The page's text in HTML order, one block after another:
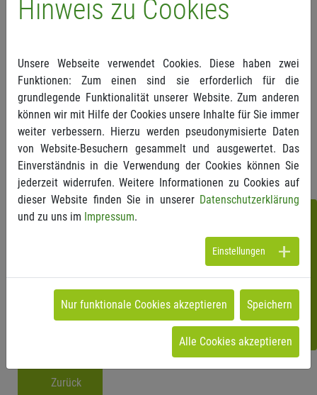
Landtagsfraktionen den kritischen Fragen der
2021 setzen wollen.
Das ausführliche Kongressprogramm und die
Anmeldung finden Sie unterwww.lk-gesundheit.de.
Sie
uns!
Zurück
Hinweis zu Cookies
Unsere Webseite verwendet Cookies. Diese haben zwei
Funktionen: Zum einen sind sie erforderlich für die
grundlegende Funktionalität unserer Website. Zum anderen
können wir mit Hilfe der Cookies unsere Inhalte für Sie immer
weiter verbessern. Hierzu werden pseudonymisierte Daten
von Website-Besuchern gesammelt und ausgewertet. Das
Einverständnis in die Verwendung der Cookies können Sie
jederzeit widerrufen. Weitere Informationen zu Cookies auf
dieser Website finden Sie in unserer Datenschutzerklärung
und zu uns im Impressum.
Einstellungen
Nur funktionale Cookies akzeptieren Speichern
Alle Cookies akzeptieren